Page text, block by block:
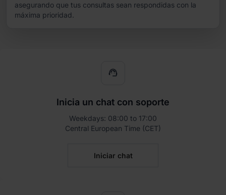
asegurando que tus consultas sean respondidas con la
máxima prioridad.
support_agent
Inicia un chat con soporte
Weekdays: 08:00 to 17:00
Central European Time (CET)
Iniciar chat